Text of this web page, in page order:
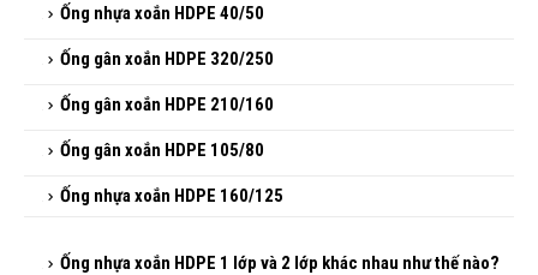
Ống nhựa xoắn HDPE 40/50
Ống gân xoắn HDPE 320/250
Ống gân xoắn HDPE 210/160
Ống gân xoắn HDPE 105/80
Ống nhựa xoắn HDPE 160/125
Ống nhựa xoắn HDPE 1 lớp và 2 lớp khác nhau như thế nào?